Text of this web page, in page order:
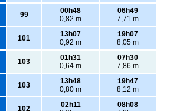
99
00h48
0,82 m
06h49
7,71 m
101
13h07
0,92 m
19h07
8,05 m
103
01h31
0,64 m
07h30
7,86 m
103
13h48
0,80 m
19h47
8,12 m
102
02h11
08h08